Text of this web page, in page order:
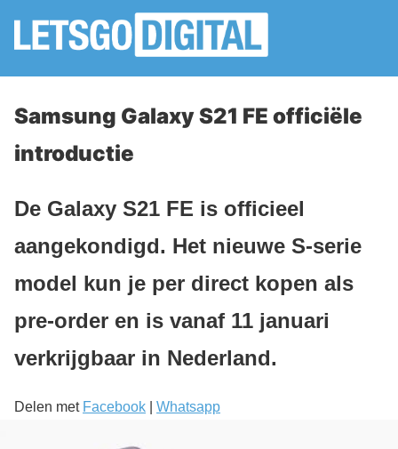
Samsung Galaxy S21 FE officiële
introductie
De Galaxy S21 FE is officieel
aangekondigd. Het nieuwe S-serie
model kun je per direct kopen als
pre-order en is vanaf 11 januari
verkrijgbaar in Nederland.
Delen met Facebook Whatsapp